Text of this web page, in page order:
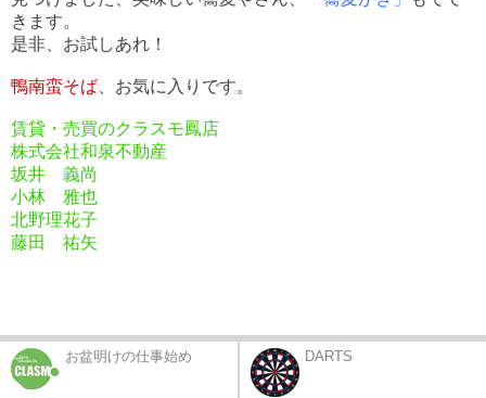
きます。
是非、お試しあれ！
鴨南蛮そば 、お気に入りです。
賃貸・売買のクラスモ鳳店
株式会社和泉不動産
坂井 義尚
小林 雅也
北野理花子
藤田 祐矢
お盆明けの仕事始め DARTS